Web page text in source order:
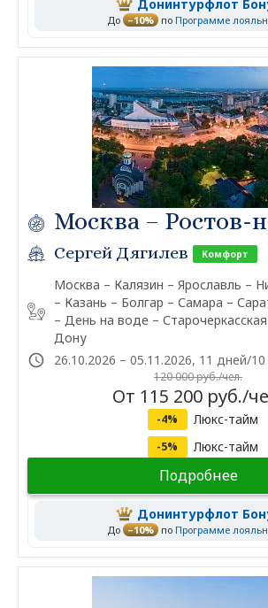
Донинтурфлот
До –10% по Программе
Москва – Ростов-
Сергей Дягилев Комфорт
Москва – Калязин – Ярославль –
– Казань – Болгар – Самара –
– День на воде –
Дону
26.10.2026 – 05.11.2026, 11 дней/
120 000 руб./чел.
От 115 200 руб./
-4% Люкс-тайм
-5% Люкс-тайм
Подробнее
Донинтурфлот
До –10% по Программе